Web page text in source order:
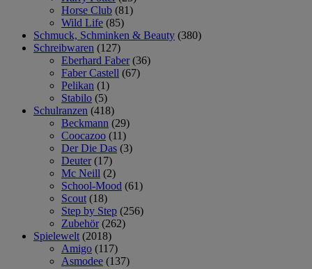
Horse Club (81)
Wild Life (85)
Schmuck, Schminken & Beauty (380)
Schreibwaren (127)
Eberhard Faber (36)
Faber Castell (67)
Pelikan (1)
Stabilo (5)
Schulranzen (418)
Beckmann (29)
Coocazoo (11)
Der Die Das (3)
Deuter (17)
Mc Neill (2)
School-Mood (61)
Scout (18)
Step by Step (256)
Zubehör (262)
Spielewelt (2018)
Amigo (117)
Asmodee (137)